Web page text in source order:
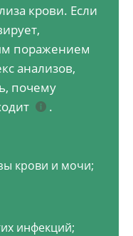
крови. Если
поражением
анализов,
почему
.
крови и мочи;
инфекций;